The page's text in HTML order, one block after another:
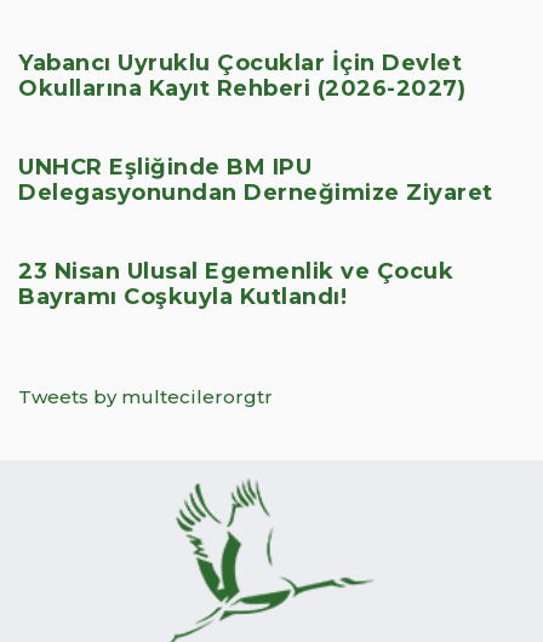
Yabancı Uyruklu Çocuklar İçin Devlet
Okullarına Kayıt Rehberi (2026-2027)
UNHCR Eşliğinde BM IPU
Delegasyonundan Derneğimize Ziyaret
23 Nisan Ulusal Egemenlik ve Çocuk
Bayramı Coşkuyla Kutlandı!
Tweets by multecilerorgtr